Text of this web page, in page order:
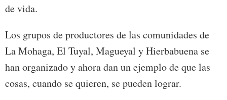
de vida.
Los grupos de productores de las comunidades de
La Mohaga, El Tuyal, Magueyal y Hierbabuena se
han organizado y ahora dan un ejemplo de que las
cosas, cuando se quieren, se pueden lograr.